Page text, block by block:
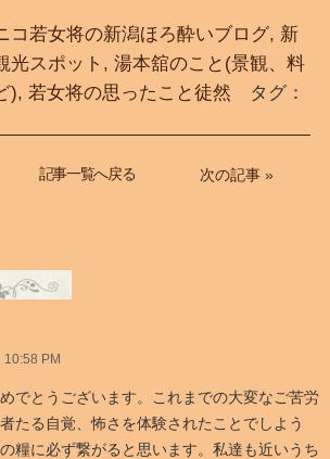
コ若女将の新潟ほろ酔いブログ, 新
光スポット , 湯本舘のこと(景観、料
), 若女将の思ったこと徒然 タグ：
次の記事 »
記事一覧へ戻る
宿
屋
は
10:58 PM
でとうございます。これまでの大変なご苦労
たる自覚、怖さを体験されたことでしよう
糧に必ず繋がると思います。私達も近いうち